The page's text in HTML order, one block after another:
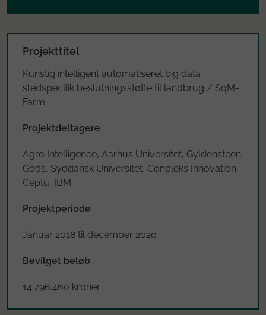
Projekttitel
Kunstig intelligent automatiseret big data
stedspecifik beslutningsstøtte til landbrug / SqM-
Farm
Projektdeltagere
Agro Intelligence, Aarhus Universitet, Gyldensteen
Gods, Syddansk Universitet, Conpleks Innovation,
Ceptu, IBM
Projektperiode
Januar 2018 til december 2020
Bevilget beløb
14.796.460 kroner